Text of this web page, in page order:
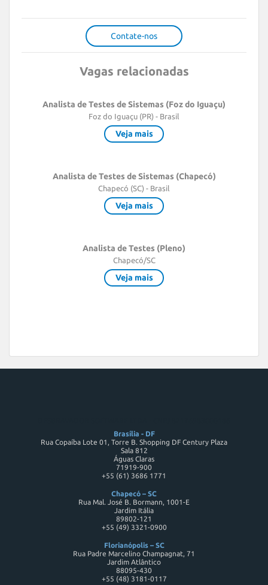
Contate-nos
Vagas relacionadas
Analista de Testes de Sistemas (Foz do Iguaçu)
Foz do Iguaçu (PR) - Brasil
Veja mais
Analista de Testes de Sistemas (Chapecó)
Chapecó (SC) - Brasil
Veja mais
Analista de Testes (Pleno)
Chapecó/SC
Veja mais
Brasília - DF
Rua Copaíba Lote 01, Torre B. Shopping DF Century Plaza
Sala 812
Águas Claras
71919-900
+55 (61) 3686 1771
Chapecó – SC
Rua Mal. José B. Bormann, 1001-E
Jardim Itália
89802-121
+55 (49) 3321-0900
Florianópolis – SC
Rua Padre Marcelino Champagnat, 71
Jardim Atlântico
88095-430
+55 (48) 3181-0117